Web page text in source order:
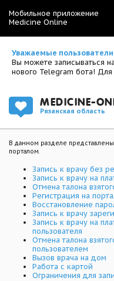
Мобильное приложение
Medicine Online
Уважаемые
Вы можете записываться
нового Telegram бота! Для
MEDICINE-
Рязанская область
В данном разделе
порталом.
Запись к врачу без
Запись к врачу на
Отмена талона
Регистрация на
Восстановление
Запись к врачу
Запись к врачу на
пользователя
Отмена талона
пользователем
Вызов врача на дом
Работа с картой
Ограничения для